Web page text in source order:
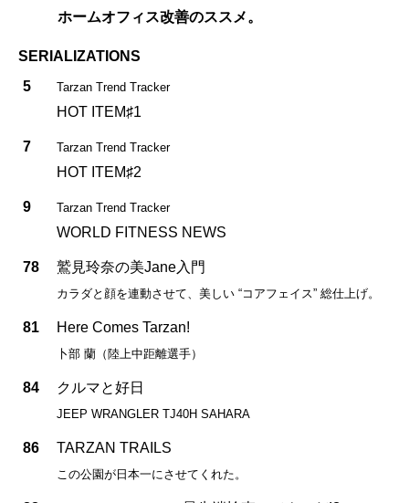
ホームオフィス改善のススメ。
SERIALIZATIONS
5
Tarzan Trend Tracker
HOT ITEM♯1
7 Tarzan Trend Tracker
HOT ITEM♯2
9 Tarzan Trend Tracker
WORLD FITNESS NEWS
78 鷲見玲奈の美Jane入門
カラダと顔を連動させて、美しい “コアフェイス” 総仕上げ。
81 Here Comes Tarzan!
卜部 蘭（陸上中距離選手）
84 クルマと好日
JEEP WRANGLER TJ40H SAHARA
86 TARZAN TRAILS
この公園が日本一にさせてくれた。